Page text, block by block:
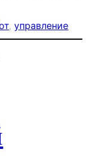
, управление